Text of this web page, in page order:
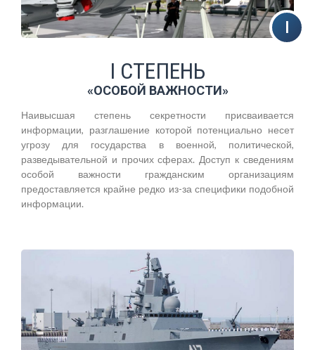
I СТЕПЕНЬ
«ОСОБОЙ ВАЖНОСТИ»
Наивысшая степень секретности присваивается
информации, разглашение которой потенциально несет
угрозу для государства в военной, политической,
разведывательной и прочих сферах. Доступ к сведениям
особой важности гражданским организациям
предоставляется крайне редко из-за специфики подобной
информации.